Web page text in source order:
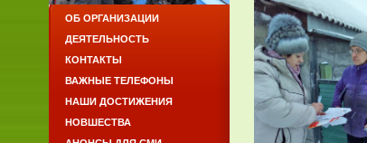
ОБ ОРГАНИЗАЦИИ
ДЕЯТЕЛЬНОСТЬ
КОНТАКТЫ
ВАЖНЫЕ ТЕЛЕФОНЫ
НАШИ ДОСТИЖЕНИЯ
НОВШЕСТВА